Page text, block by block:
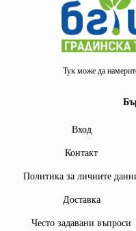
Тук може да
Вход
Контакт
Политика за личните
Доставка
Често задавани въпроси